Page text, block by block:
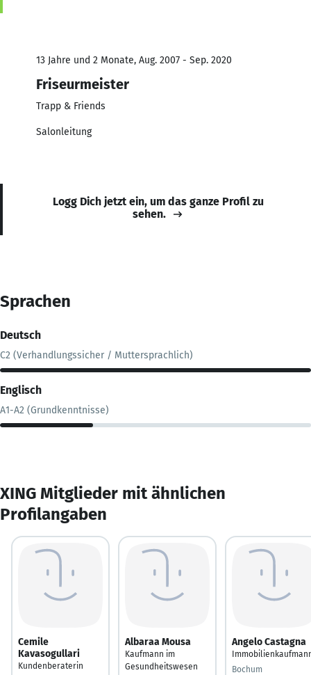
13 Jahre und 2 Monate, Aug. 2007 - Sep. 2020
Friseurmeister
Trapp & Friends
Salonleitung
Logg Dich jetzt ein, um das ganze Profil zu
sehen.
Sprachen
Deutsch
C2 (Verhandlungssicher / Muttersprachlich)
Englisch
A1-A2 (Grundkenntnisse)
XING Mitglieder mit ähnlichen
Profilangaben
Cemile
Kavasogullari
Kundenberaterin
Albaraa Mousa
Kaufmann im
Gesundheitswesen
Angelo Castagna
Bochum